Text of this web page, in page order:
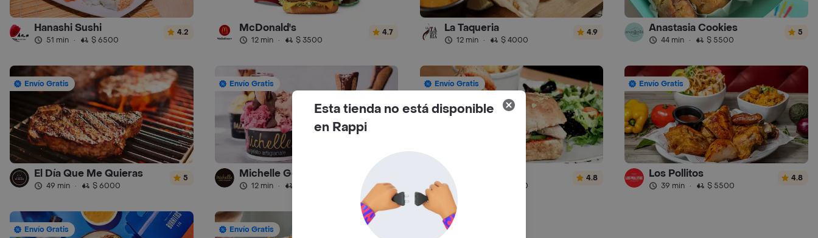
Hanashi Sushi
51 min · $ 6500
4.2 McDonald's
12 min · $ 3500
4.7 La Taqueria
12 min · $ 4000
4.9 Anastasia Cookies
44 min · $ 5500
5
Envío Gratis
El Día Que Me Quieras
49 min · $ 6000
5
Envío Gratis
Michelle Gelato
12 min ·
Envío Gratis
La Cesta
$ 4500
4.8
Envío Gratis
Los Pollitos
39 min · $ 5500
4.8
Envío Gratis Envío Gratis
Esta tienda no está disponible
en Rappi